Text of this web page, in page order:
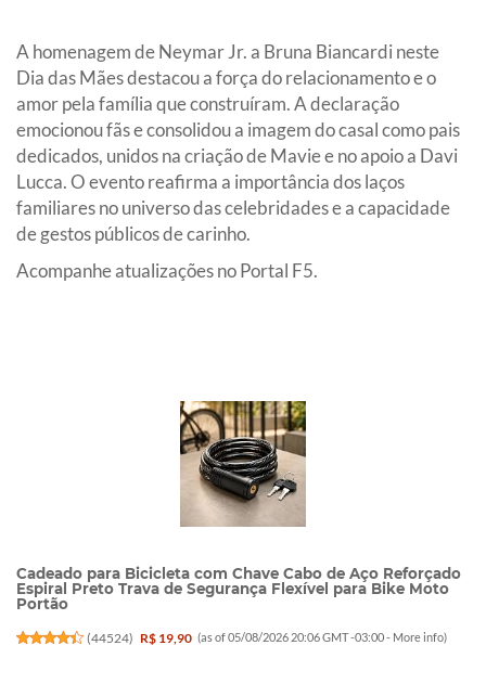
A homenagem de Neymar Jr. a Bruna Biancardi neste
Dia das Mães destacou a força do relacionamento e o
amor pela família que construíram. A declaração
emocionou fãs e consolidou a imagem do casal como pais
dedicados, unidos na criação de Mavie e no apoio a Davi
Lucca. O evento reafirma a importância dos laços
familiares no universo das celebridades e a capacidade
de gestos públicos de carinho.
Acompanhe atualizações no Portal F5.
Cadeado para Bicicleta com Chave Cabo de Aço Reforçado
Espiral Preto Trava de Segurança Flexível para Bike Moto
Portão
(44524) R$ 19,90 (as of 05/08/2026 20:06 GMT -03:00 - More info)